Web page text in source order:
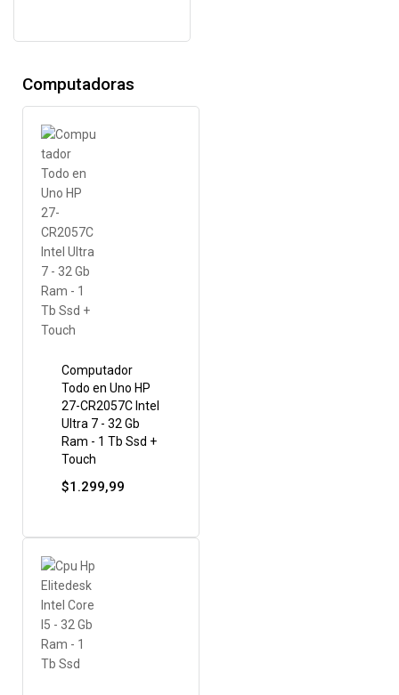
Computadoras
Computador
Todo en Uno HP
27-CR2057C Intel
Ultra 7 - 32 Gb
Ram - 1 Tb Ssd +
Touch
$1.299,99